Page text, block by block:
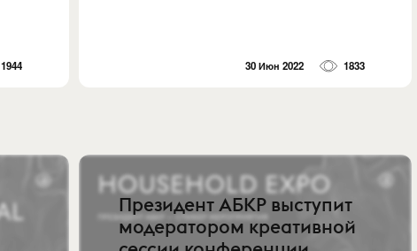
1944 30 Июн 2022 1833
Президент АБКР выступит
модератором креативной